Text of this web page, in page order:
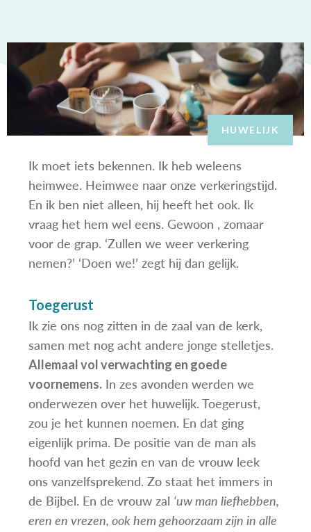
HUWELIJK
Ik moet iets bekennen. Ik heb weleens
heimwee. Heimwee naar onze verkeringstijd.
En ik ben niet alleen, hij heeft het ook. Ik
vraag het hem wel eens. Gewoon , zomaar
voor de grap. ‘Zullen we weer verkering
nemen?’ ‘Doen we!’ zegt hij dan gelijk.
Toegerust
Ik zie ons nog zitten in de zaal van de kerk,
samen met nog acht andere jonge stelletjes.
Allemaal vol verwachting en goede
voornemens. In zes avonden werden we
onderwezen over het huwelijk. Toegerust,
zou je het kunnen noemen. En dat ging
eigenlijk prima. De positie van de man als
hoofd van het gezin en van de vrouw leek
ons vanzelfsprekend. Zo staat het immers in
de Bijbel. En de vrouw zal ‘uw man liefhebben,
eren en vrezen, ook hem gehoorzaam zijn in alle